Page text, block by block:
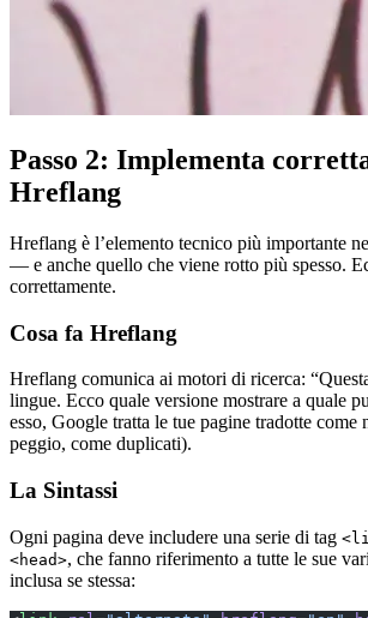
Passo 2: Implementa
Hreflang
Hreflang è l’elemento tecnico più importante
— e anche quello che viene rotto più spesso.
correttamente.
Cosa fa Hreflang
Hreflang comunica ai motori di ricerca:
lingue. Ecco quale versione mostrare a quale
esso, Google tratta le tue pagine tradotte come
peggio, come duplicati).
La Sintassi
Ogni pagina deve includere una serie di tag
<head>, che fanno riferimento a tutte le sue
inclusa se stessa: